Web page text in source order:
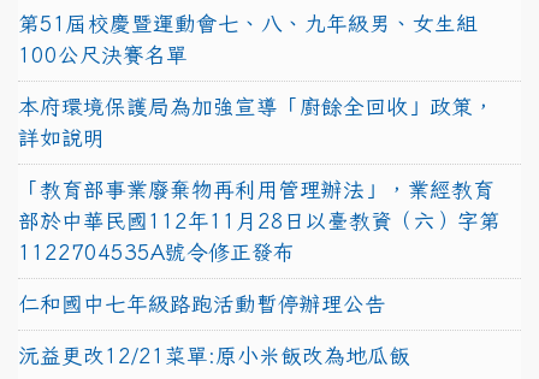
第51屆校慶暨運動會七、八、九年級男、女生組
100公尺決賽名單
本府環境保護局為加強宣導「廚餘全回收」政策，
詳如說明
「教育部事業廢棄物再利用管理辦法」，業經教育
部於中華民國112年11月28日以臺教資（六）字第
1122704535A號令修正發布
仁和國中七年級路跑活動暫停辦理公告
沅益更改12/21菜單:原小米飯改為地瓜飯